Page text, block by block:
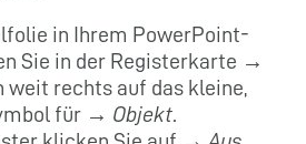
in Ihrem PowerPoint-
Sie in der Registerkarte →
weit rechts auf das kleine,
für → Objekt.